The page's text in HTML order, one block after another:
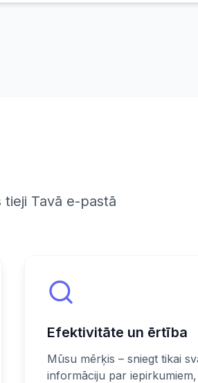
Tavā e-pastā
Efektivitāte un ērtība
Mūsu mērķis – sniegt tikai
informāciju par